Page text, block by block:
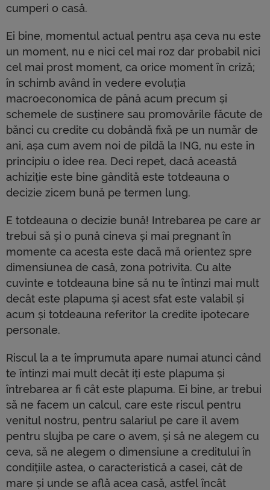
cumperi o casă.
Ei bine, momentul actual pentru așa ceva nu este
un moment, nu e nici cel mai roz dar probabil nici
cel mai prost moment, ca orice moment în criză;
în schimb având în vedere evoluția
macroeconomica de până acum precum și
schemele de susținere sau promovările făcute de
bănci cu credite cu dobândă fixă pe un număr de
ani, așa cum avem noi de pildă la ING, nu este în
principiu o idee rea. Deci repet, dacă această
achiziție este bine gândită este totdeauna o
decizie zicem bună pe termen lung.
E totdeauna o decizie bună! Intrebarea pe care ar
trebui să și o pună cineva și mai pregnant în
momente ca acesta este dacă mă orientez spre
dimensiunea de casă, zona potrivita. Cu alte
cuvinte e totdeauna bine să nu te întinzi mai mult
decât este plapuma și acest sfat este valabil și
acum și totdeauna referitor la credite ipotecare
personale.
Riscul la a te împrumuta apare numai atunci când
te întinzi mai mult decât iți este plapuma și
întrebarea ar fi cât este plapuma. Ei bine, ar trebui
să ne facem un calcul, care este riscul pentru
venitul nostru, pentru salariul pe care îl avem
pentru slujba pe care o avem, și să ne alegem cu
ceva, să ne alegem o dimensiune a creditului în
condițiile astea, o caracteristică a casei, cât de
mare și unde se află acea casă, astfel încât